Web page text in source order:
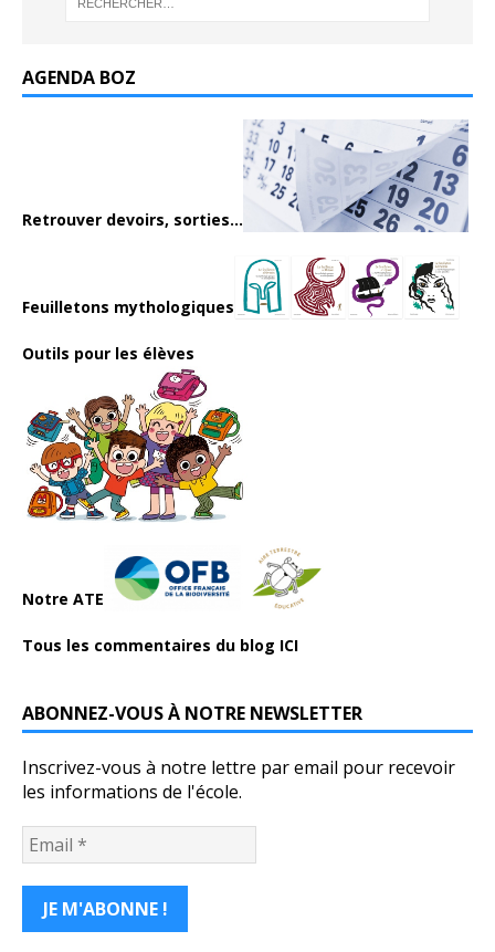
AGENDA BOZ
Retrouver devoirs, sorties...
Feuilletons mythologiques
Outils pour les élèves
Notre ATE
Tous les commentaires du blog ICI
ABONNEZ-VOUS À NOTRE NEWSLETTER
Inscrivez-vous à notre lettre par email pour recevoir
les informations de l'école.